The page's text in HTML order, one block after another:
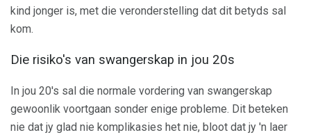
kind jonger is, met die veronderstelling dat dit betyds sal
kom.
Die risiko's van swangerskap in jou 20s
In jou 20's sal die normale vordering van swangerskap
gewoonlik voortgaan sonder enige probleme. Dit beteken
nie dat jy glad nie komplikasies het nie, bloot dat jy 'n laer